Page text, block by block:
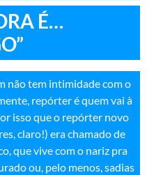
É…
não tem intimidade com o
repórter é quem vai à
isso que o repórter novo
claro!) era chamado de
que vive com o nariz pra
ou, pelo menos, sadias